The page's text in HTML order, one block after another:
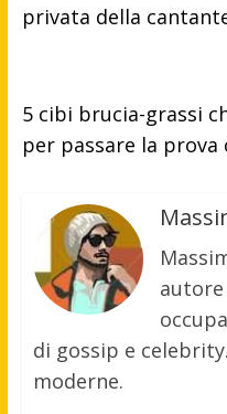
privata della
5 cibi brucia-grassi
per passare la prova
di gossip e
moderne.